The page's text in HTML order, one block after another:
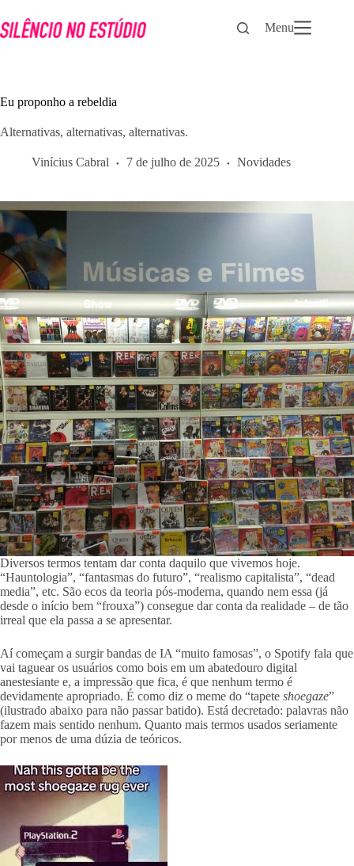
para
o
Menu
Eu proponho a rebeldia
Alternativas, alternativas, alternativas.
Vinícius Cabral 7 de julho de 2025 Novidades
Diversos termos tentam dar conta daquilo que vivemos hoje.
“Hauntologia”, “fantasmas do futuro”, “realismo capitalista”, “dead
media”, etc. São ecos da teoria pós-moderna, quando nem essa (já
desde o início bem “frouxa”) consegue dar conta da realidade – de tão
irreal que ela passa a se apresentar.
Aí começam a surgir bandas de IA “muito famosas”, o Spotify fala que
vai taguear os usuários como bois em um abatedouro digital
anestesiante e, a impressão que fica, é que nenhum termo é
devidamente apropriado. É como diz o meme do “tapete shoegaze”
(ilustrado abaixo para não passar batido). Está decretado: palavras não
fazem mais sentido nenhum. Quanto mais termos usados seriamente
por menos de uma dúzia de teóricos.